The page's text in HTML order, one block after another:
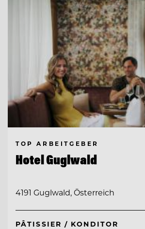
TOP ARBEITGEBER
Hotel Guglwald
4191 Guglwald, Österreich
PÂTISSIER / KONDITOR